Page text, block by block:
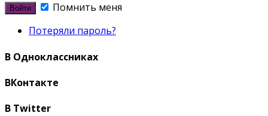
Помнить меня
Потеряли пароль?
В Одноклассниках
ВКонтакте
В Twitter